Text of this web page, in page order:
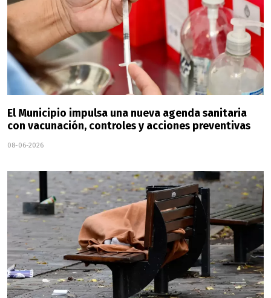
El Municipio impulsa una nueva agenda sanitaria
con vacunación, controles y acciones preventivas
08-06-2026